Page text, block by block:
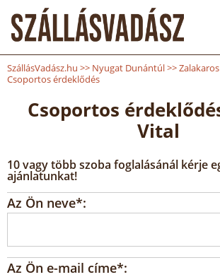
SzállásVadász.hu >> Nyugat Dunántúl>>Zalakaros
Csoportos érdeklődés
Csoportos
Vital
10 vagy több szoba foglalásánál kérje
ajánlatunkat!
Az Ön neve*:
Az Ön e-mail címe*: